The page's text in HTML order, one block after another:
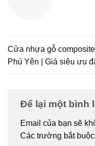
Cửa nhựa gỗ
Phú Yên | Giá siêu ưu
Để lại một bình
Email của bạn sẽ
Các trường bắt